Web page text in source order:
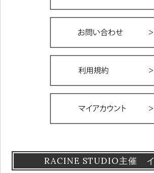
RACINE STUDIO主催 イ